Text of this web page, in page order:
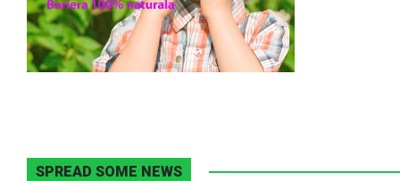
SPREAD SOME NEWS